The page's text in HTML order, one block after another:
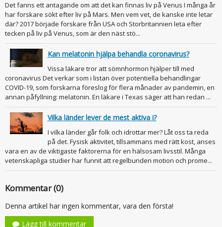
Det fanns ett antagande om att det kan finnas liv på Venus I många år
har forskare sökt efter liv på Mars. Men vem vet, de kanske inte letar
där? 2017 började forskare från USA och Storbritannien leta efter
tecken på liv på Venus, som är den näst stö...
Kan melatonin hjälpa behandla coronavirus?
Vissa läkare tror att sömnhormon hjälper till med
coronavirus Det verkar som i listan över potentiella behandlingar
COVID-19, som forskarna föreslog för flera månader av pandemin, en
annan påfyllning: melatonin. En läkare i Texas säger att han redan ...
Vilka länder lever de mest aktiva i?
I vilka länder går folk och idrottar mer? Låt oss ta reda
på det. Fysisk aktivitet, tillsammans med rätt kost, anses
vara en av de viktigaste faktorerna för en hälsosam livsstil. Många
vetenskapliga studier har funnit att regelbunden motion och prome...
Kommentar (0)
Denna artikel har ingen kommentar, vara den första!
Lägg till kommentar